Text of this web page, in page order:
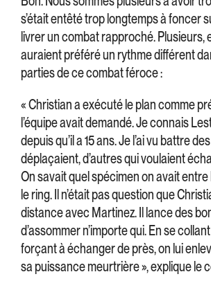
s’était entêté trop longtemps à foncer
livrer un combat rapproché. Plusieurs,
auraient préféré un rythme différent
parties de ce combat féroce :
« Christian a exécuté le plan comme
l’équipe avait demandé. Je connais
depuis qu’il a 15 ans. Je l’ai vu battre
déplaçaient, d’autres qui voulaient
On savait quel spécimen on avait
le ring. Il n’était pas question que
distance avec Martinez. Il lance des
d’assommer n’importe qui. En se
forçant à échanger de près, on lui
sa puissance meurtrière », explique le